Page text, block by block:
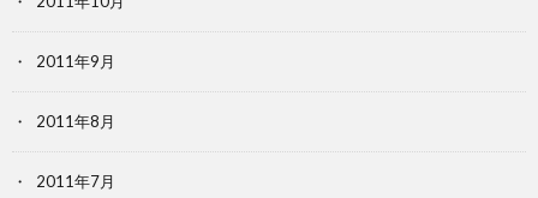
2011年9月
2011年8月
2011年7月